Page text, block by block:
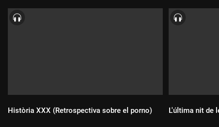
Història XXX (Retrospectiva sobre el porno) L'última nit de